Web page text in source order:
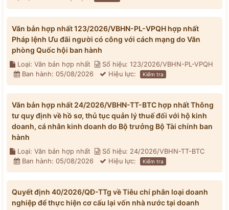
Văn bản hợp nhất 123/2026/VBHN-PL-VPQH hợp nhất
Pháp lệnh Ưu đãi người có công với cách mạng do Văn
phòng Quốc hội ban hành
Loại: Văn bản hợp nhất
Số hiệu: 123/2026/VBHN-PL-VPQH
Ban hành: 05/08/2026
Hiệu lực: Kiểm tra
Văn bản hợp nhất 24/2026/VBHN-TT-BTC hợp nhất Thông
tư quy định về hồ sơ, thủ tục quản lý thuế đối với hộ kinh
doanh, cá nhân kinh doanh do Bộ trưởng Bộ Tài chính ban
hành
Loại: Văn bản hợp nhất
Số hiệu: 24/2026/VBHN-TT-BTC
Ban hành: 05/08/2026
Hiệu lực: Kiểm tra
Quyết định 40/2026/QĐ-TTg về Tiêu chí phân loại doanh
nghiệp để thực hiện cơ cấu lại vốn nhà nước tại doanh